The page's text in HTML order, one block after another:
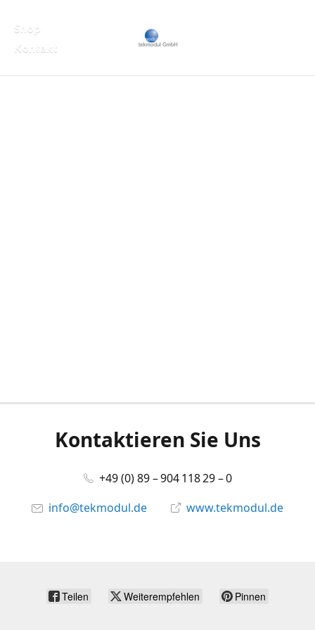
Shop
Kontakt
Kontaktieren Sie Uns
+49 (0) 89 – 904 118 29 – 0
info@tekmodul.de
www.tekmodul.de
Teilen Weiterempfehlen Pinnen